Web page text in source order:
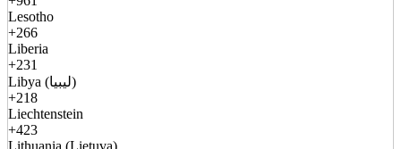
Lesotho
+266
Liberia
+231
Libya (ليبيا)
+218
Liechtenstein
+423